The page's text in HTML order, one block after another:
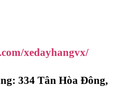
xedayhangvx/
334 Tân Hòa Đông,